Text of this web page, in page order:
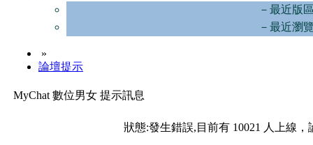
－最近版
－最近瀏
»
論壇提示
MyChat 數位男女 提示訊息
狀態:發生錯誤,目前有 10021 人上線